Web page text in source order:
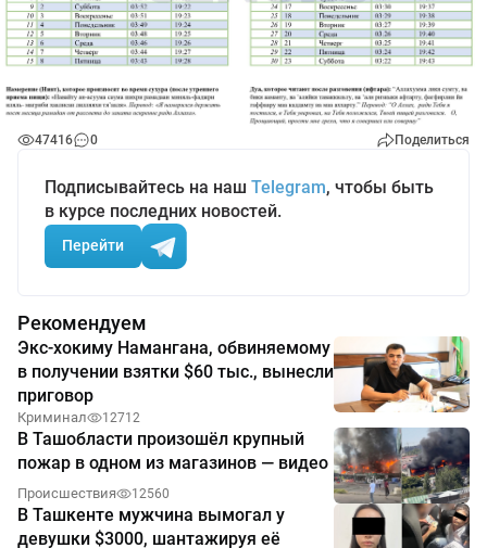
47416 0 Поделиться
Подписывайтесь на наш Telegram, чтобы быть
в курсе последних новостей.
Перейти
Рекомендуем
Экс-хокиму Намангана, обвиняемому
в получении взятки $60 тыс., вынесли
приговор
Криминал 12712
В Ташобласти произошёл крупный
пожар в одном из магазинов — видео
Происшествия 12560
В Ташкенте мужчина вымогал у
девушки $3000, шантажируя её